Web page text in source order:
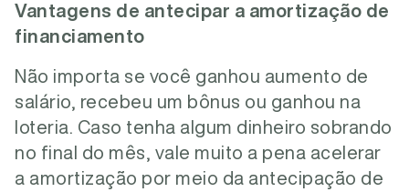
Vantagens de antecipar a amortização de
financiamento
Não importa se você ganhou aumento de
salário, recebeu um bônus ou ganhou na
loteria. Caso tenha algum dinheiro sobrando
no final do mês, vale muito a pena acelerar
a amortização por meio da antecipação de